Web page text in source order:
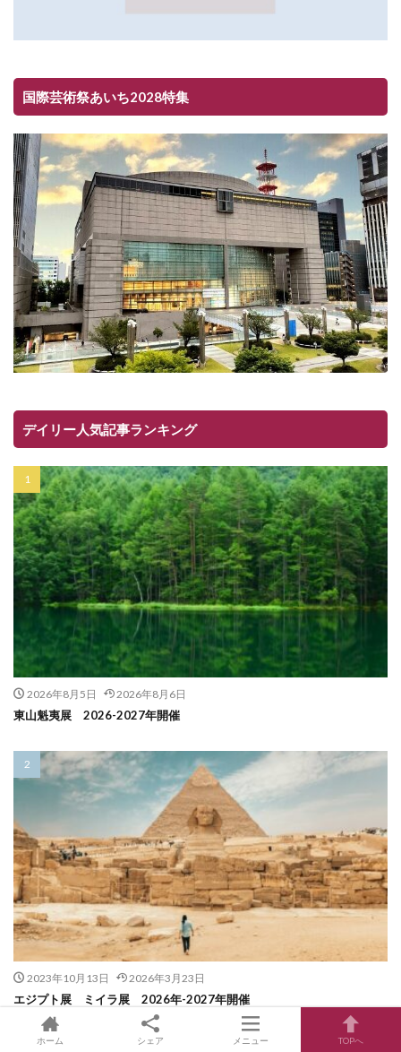
国際芸術祭あいち2028特集
デイリー人気記事ランキング
2026年8月5日 2026年8月6日
東山魁夷展 2026-2027年開催
2023年10月13日 2026年3月23日
エジプト展 ミイラ展 2026年-2027年開催
ホーム シェア メニュー TOPへ